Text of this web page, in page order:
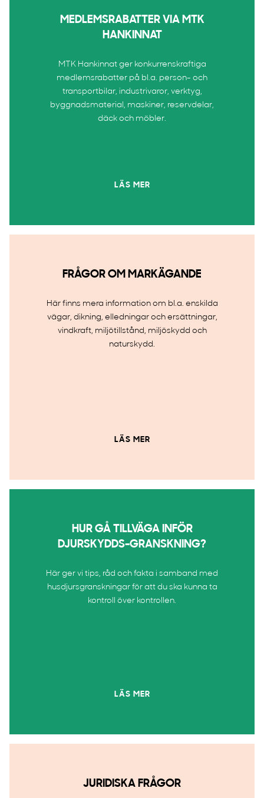
MEDLEMSRABATTER VIA MTK
HANKINNAT
MTK Hankinnat ger konkurrenskraftiga
medlemsrabatter på bl.a. person- och
transportbilar, industrivaror, verktyg,
byggnadsmaterial, maskiner, reservdelar,
däck och möbler.
LÄS MER
FRÅGOR OM MARKÄGANDE
Här finns mera information om bl.a. enskilda
vägar, dikning, elledningar och ersättningar,
vindkraft, miljötillstånd, miljöskydd och
naturskydd.
LÄS MER
HUR GÅ TILLVÄGA INFÖR
DJURSKYDDS-GRANSKNING?
Här ger vi tips, råd och fakta i samband med
husdjursgranskningar för att du ska kunna ta
kontroll över kontrollen.
LÄS MER
JURIDISKA FRÅGOR